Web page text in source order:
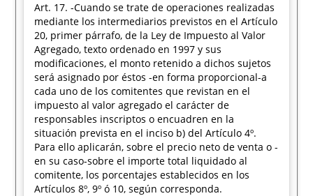
Art. 17. -Cuando se trate de operaciones realizadas
mediante los intermediarios previstos en el Artículo
20, primer párrafo, de la Ley de Impuesto al Valor
Agregado, texto ordenado en 1997 y sus
modificaciones, el monto retenido a dichos sujetos
será asignado por éstos -en forma proporcional-a
cada uno de los comitentes que revistan en el
impuesto al valor agregado el carácter de
responsables inscriptos o encuadren en la
situación prevista en el inciso b) del Artículo 4º.
Para ello aplicarán, sobre el precio neto de venta o -
en su caso-sobre el importe total liquidado al
comitente, los porcentajes establecidos en los
Artículos 8º, 9º ó 10, según corresponda.